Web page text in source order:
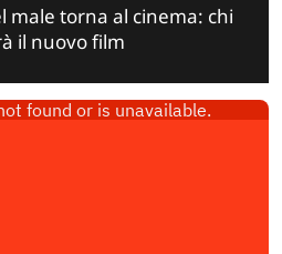
male torna al cinema: chi
il nuovo film